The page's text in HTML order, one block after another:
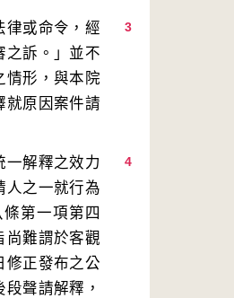
3
或命令，經
之訴。」並不
情形，與本院
就原因案件請
4
解釋之效力
人之一就行為
第一項第四
尚難謂於客觀
修正發布之公
聲請解釋，